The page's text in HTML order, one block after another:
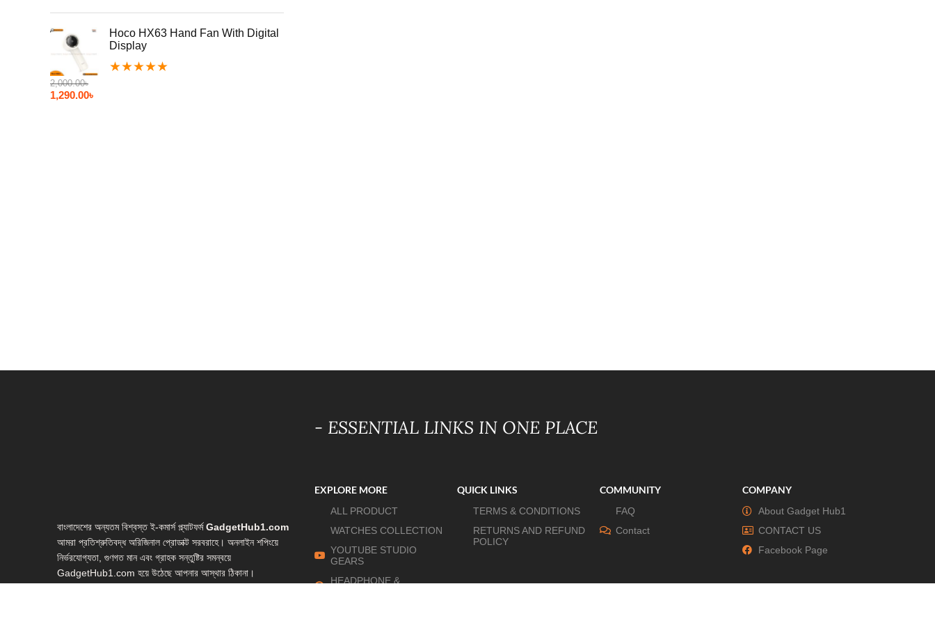
Hoco HX63 Hand Fan With Digital
Display
★★★★★
2,000.00৳
1,290.00৳
বাংলাদেশের অন্যতম বিশ্বস্ত ই-কমার্স প্ল্যাটফর্মGadgetHub1.com
আমরা প্রতিশ্রুতিবদ্ধ অরিজিনাল প্রোডাক্ট সরবরাহে। অনলাইন শপিংয়ে
নির্ভরযোগ্যতা, গুণগত মান এবং গ্রাহক সন্তুষ্টির সমন্বয়ে
GadgetHub1.com হয়ে উঠেছে আপনার আস্থার ঠিকানা।
- ESSENTIAL LINKS IN ONE PLACE
EXPLORE MORE
ALL PRODUCT
WATCHES COLLECTION
YOUTUBE STUDIO
GEARS
HEADPHONE &
QUICK LINKS
TERMS & CONDITIONS
RETURNS AND REFUND
POLICY
COMMUNITY
FAQ
Contact
COMPANY
About Gadget Hub1
CONTACT US
Facebook Page